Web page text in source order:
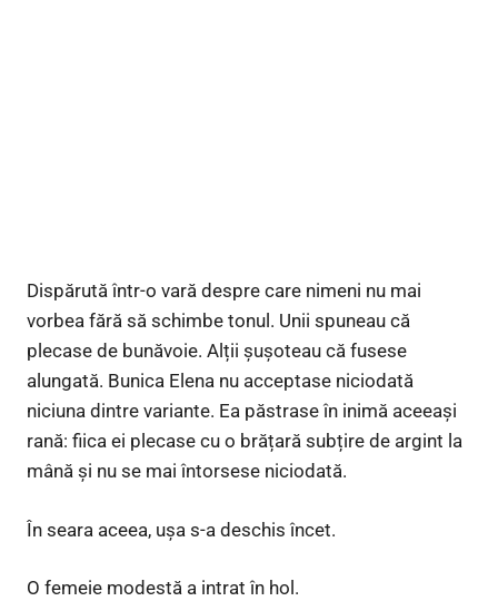
Dispărută într-o vară despre care nimeni nu mai
vorbea fără să schimbe tonul. Unii spuneau că
plecase de bunăvoie. Alții șușoteau că fusese
alungată. Bunica Elena nu acceptase niciodată
niciuna dintre variante. Ea păstrase în inimă aceeași
rană: fiica ei plecase cu o brățară subțire de argint la
mână și nu se mai întorsese niciodată.
În seara aceea, ușa s-a deschis încet.
O femeie modestă a intrat în hol.